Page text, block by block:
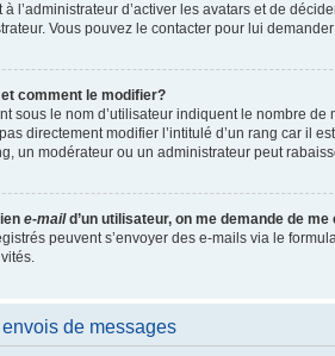
à l’administrateur d’activer les avatars et de
Vous pouvez le contacter pour lui
comment le modifier?
sous le nom d’utilisateur indiquent le nombre
directement modifier l’intitulé d’un rang car il
un modérateur ou un administrateur peut
e-maild’un utilisateur, on me demande de
peuvent s’envoyer des e-mails via le
de messages